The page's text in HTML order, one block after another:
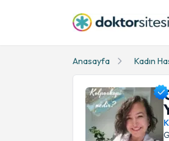
Anasayfa Kadın